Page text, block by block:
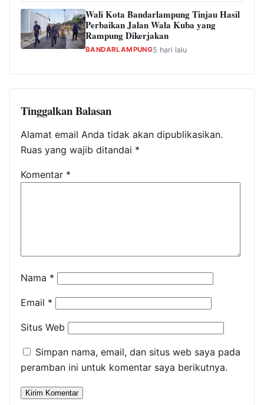
Wali Kota Bandarlampung Tinjau Hasil
Perbaikan Jalan Wala Kuba yang
Rampung Dikerjakan
BANDARLAMPUNG5 hari lalu
Tinggalkan Balasan
Alamat email Anda tidak akan dipublikasikan.
Ruas yang wajib ditandai *
Komentar *
Nama *
Email *
Situs Web
Simpan nama, email, dan situs web saya pada
peramban ini untuk komentar saya berikutnya.